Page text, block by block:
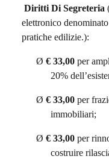
Diritti Di Segreteria
elettronico
pratiche edilizie.):
Ø € 33,00 per
20%
Ø € 33,00 per
immobiliari;
Ø € 33,00 per
costruire